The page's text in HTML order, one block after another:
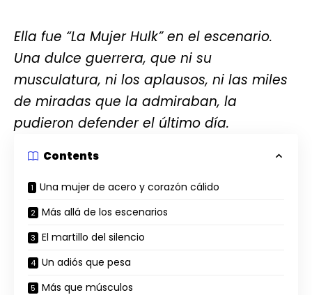
Ella fue “La Mujer Hulk” en el escenario.
Una dulce guerrera, que ni su
musculatura, ni los aplausos, ni las miles
de miradas que la admiraban, la
pudieron defender el último día.
Contents
Una mujer de acero y corazón cálido
Más allá de los escenarios
El martillo del silencio
Un adiós que pesa
Más que músculos